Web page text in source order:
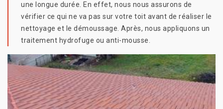
une longue durée. En effet, nous nous assurons de
vérifier ce qui ne va pas sur votre toit avant de réaliser le
nettoyage et le démoussage. Après, nous appliquons un
traitement hydrofuge ou anti-mousse.